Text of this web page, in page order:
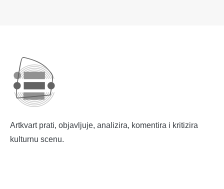
Artkvart prati, objavljuje, analizira, komentira i kritizira
kulturnu scenu.